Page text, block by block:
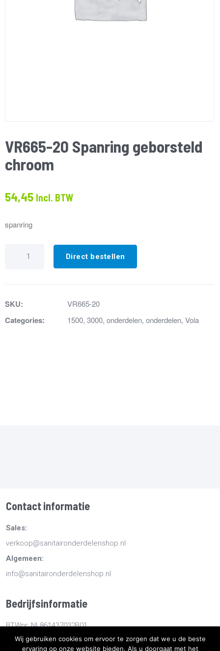
VR665-20 Spanring geborsteld
chroom
54,45 Incl. BTW
spanring
Direct bestellen
SKU: VR665-20
Categories: 1500, 3000, onderdelen, onderdelen, Vola
Contact informatie
Sales:
verkoop@sanitaironderdelenshop.nl
Algemeen:
info@sanitaironderdelenshop.nl
Bedrijfsinformatie
BTWnr: NL861437032B01
KvKnr: 78527112
Wij gebruiken cookies om ervoor te zorgen dat we u de beste
ervaring op onze website bieden. Als u doorgaat met het